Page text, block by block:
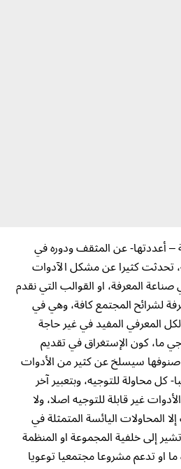
أعددتها- عن المثقف ودوره في
تحدثت كثيرا عن مشكل الآدوات
المعرفة، او القوالب التي نقدم
لشرائح المجتمع كافة، وهي في
المعرفي المفيد في غير حاجة
ما، كون الإستغراق في تقديم
سيسلخ عن كثير من الأدوات
كل محاولة للتوجيه، وبتعبير آخر
غير قابلة للتوجيه اصلا، ولا
المحاولات اليائسة المتمثلة في
إلى خلفية المجموعة او المنظمة
او تدعم مشروعا مجتمعيا توعويا